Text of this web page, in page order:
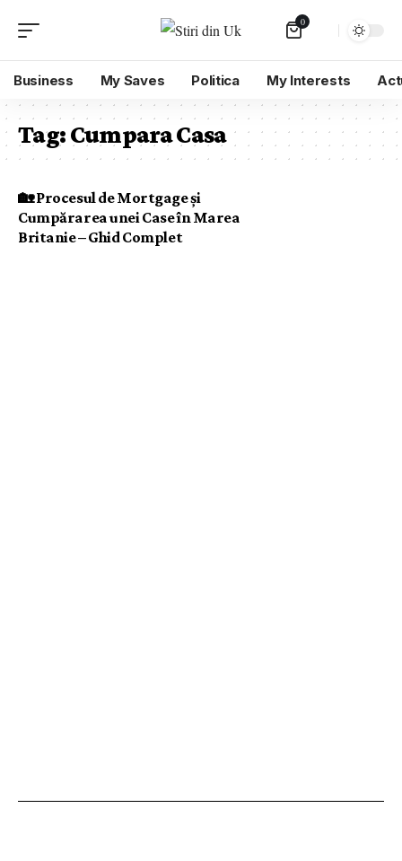
0
Business My Saves Politica My Interests
Tag:Cumpara Casa
🏡 Procesul de Mortgage și
Cumpărarea unei Case în Marea
Britanie – Ghid Complet